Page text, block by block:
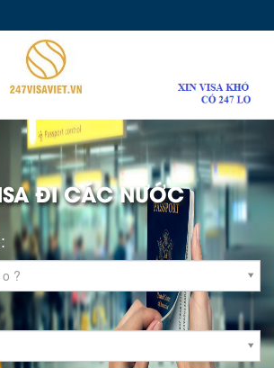
ĐI CÁC NƯỚC
?